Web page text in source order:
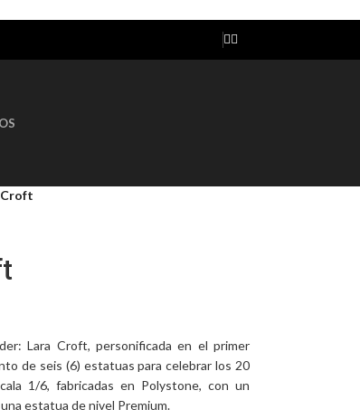
Croft
Lara Croft, personificada en el primer
de seis (6) estatuas para celebrar los 20
1/6, fabricadas en Polystone, con un
estatua de nivel Premium.